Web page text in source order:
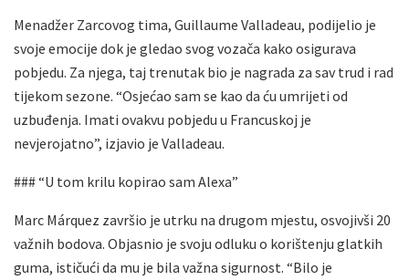
Menadžer Zarcovog tima, Guillaume Valladeau, podijelio je
svoje emocije dok je gledao svog vozača kako osigurava
pobjedu. Za njega, taj trenutak bio je nagrada za sav trud i rad
tijekom sezone. “Osjećao sam se kao da ću umrijeti od
uzbuđenja. Imati ovakvu pobjedu u Francuskoj je
nevjerojatno”, izjavio je Valladeau.
### “U tom krilu kopirao sam Alexa”
Marc Márquez završio je utrku na drugom mjestu, osvojivši 20
važnih bodova. Objasnio je svoju odluku o korištenju glatkih
guma, ističući da mu je bila važna sigurnost. “Bilo je